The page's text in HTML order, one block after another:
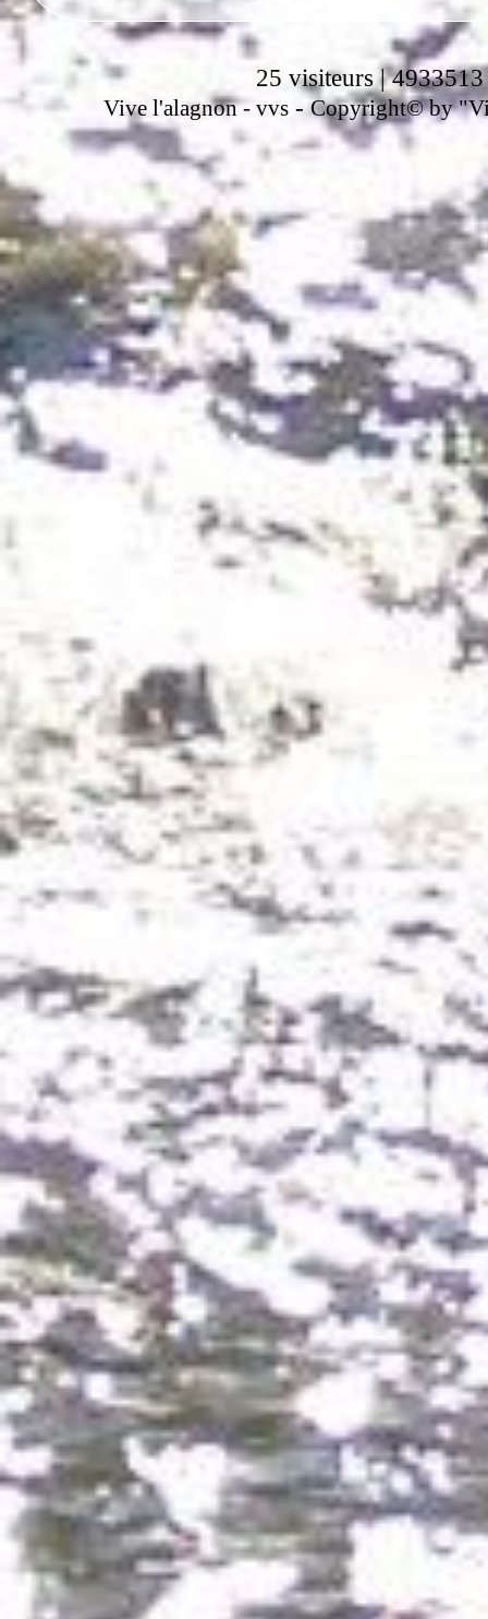
25 visiteurs | 4933513
Vive l'alagnon - vvs -Copyright© by